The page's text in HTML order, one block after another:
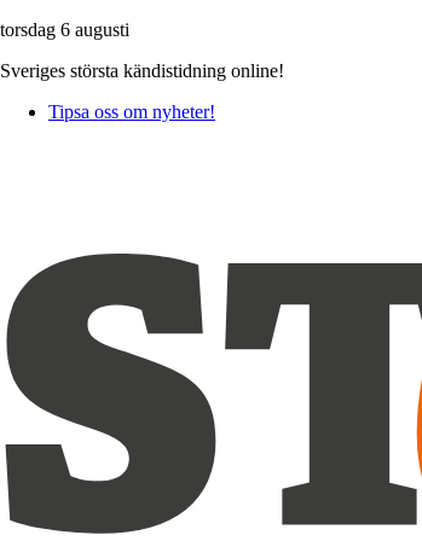
torsdag 6 augusti
Sveriges största kändistidning online!
Tipsa oss om nyheter!